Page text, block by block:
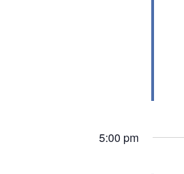
5:00 pm